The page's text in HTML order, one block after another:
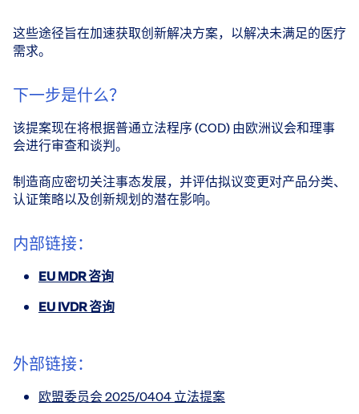
这些途径旨在加速获取创新解决方案，以解决未满足的医疗
需求。
下一步是什么？
该提案现在将根据普通立法程序 (COD) 由欧洲议会和理事
会进行审查和谈判。
制造商应密切关注事态发展，并评估拟议变更对产品分类、
认证策略以及创新规划的潜在影响。
内部链接：
EU MDR 咨询
EU IVDR 咨询
外部链接：
欧盟委员会 2025/0404 立法提案